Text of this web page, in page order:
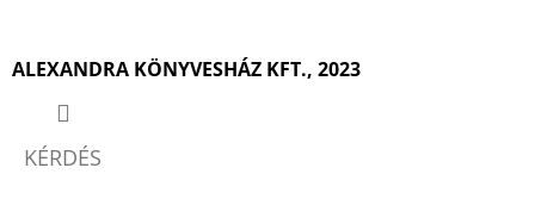
ALEXANDRA KÖNYVESHÁZ KFT., 2023
KÉRDÉS